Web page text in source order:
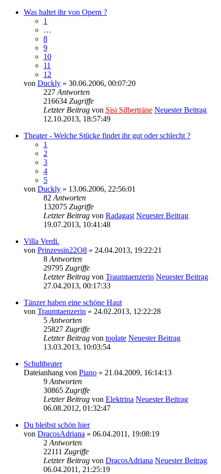
Was haltet ihr von Opern ?
1
…
8
9
10
11
12
von Duckly » 30.06.2006, 00:07:20
227 Antworten
216634 Zugriffe
Letzter Beitrag von Sisi Silberträne Neuester Beitrag
12.10.2013, 18:57:49
Theater - Welche Stücke findet ihr gut oder schlecht ?
1
2
3
4
5
von Duckly » 13.06.2006, 22:56:01
82 Antworten
132075 Zugriffe
Letzter Beitrag von Radagast Neuester Beitrag
19.07.2013, 10:41:48
Villa Verdi.
von Prinzessin22O8 » 24.04.2013, 19:22:21
8 Antworten
29795 Zugriffe
Letzter Beitrag von Traumtaenzerin Neuester Beitrag
27.04.2013, 00:17:33
Tänzer haben eine schöne Haut
von Traumtaenzerin » 24.02.2013, 12:22:28
5 Antworten
25827 Zugriffe
Letzter Beitrag von toolate Neuester Beitrag
13.03.2013, 10:03:54
Schultheater
Dateianhang von Piano » 21.04.2009, 16:14:13
9 Antworten
30865 Zugriffe
Letzter Beitrag von Elektrina Neuester Beitrag
06.08.2012, 01:32:47
Du bleibst schön hier
von DracosAdriana » 06.04.2011, 19:08:19
2 Antworten
22111 Zugriffe
Letzter Beitrag von DracosAdriana Neuester Beitrag
06.04.2011, 21:25:19